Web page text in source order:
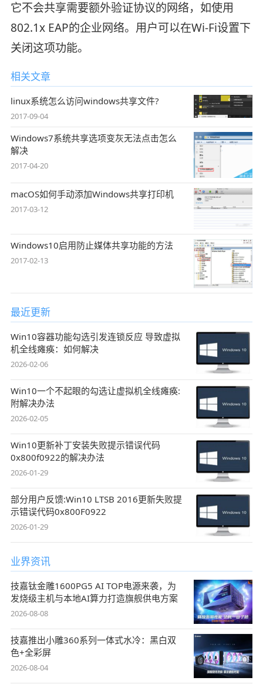
它不会共享需要额外验证协议的网络，如使用
802.1x EAP的企业网络。用户可以在Wi-Fi设置下
关闭这项功能。
相关文章
linux系统怎么访问windows共享文件?
2017-09-04
Windows7系统共享选项变灰无法点击怎么
解决
2017-04-20
macOS如何手动添加Windows共享打印机
2017-03-12
Windows10启用防止媒体共享功能的方法
2017-02-13
最近更新
Win10容器功能勾选引发连锁反应 导致虚拟
机全线瘫痪：如何解决
2026-02-06
Win10一个不起眼的勾选让虚拟机全线瘫痪:
附解决办法
2026-02-05
Win10更新补丁安装失败提示错误代码
0x800f0922的解决办法
2026-01-29
部分用户反馈:Win10 LTSB 2016更新失败提
示错误代码0x800F0922
2026-01-29
业界资讯
技嘉钛金雕1600PG5 AI TOP电源来袭，为
发烧级主机与本地AI算力打造旗舰供电方案
2026-08-08
技嘉推出小雕360系列一体式水冷：黑白双
色+全彩屏
2026-08-04